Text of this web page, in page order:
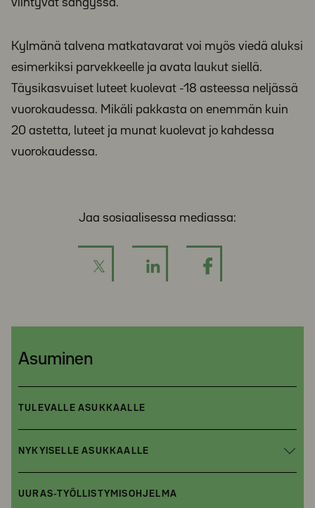
viihtyvät sängyssä.
Kylmänä talvena matkatavarat voi myös viedä aluksi
esimerkiksi parvekkeelle ja avata laukut siellä.
Täysikasvuiset luteet kuolevat -18 asteessa neljässä
vuorokaudessa. Mikäli pakkasta on enemmän kuin
20 astetta, luteet ja munat kuolevat jo kahdessa
vuorokaudessa.
Jaa sosiaalisessa mediassa:
Asuminen
TULEVALLE ASUKKAALLE
NYKYISELLE ASUKKAALLE
UURAS-TYÖLLISTYMISOHJELMA